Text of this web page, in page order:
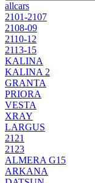
allcars
2101-2107
2108-09
2110-12
2113-15
KALINA
KALINA 2
GRANTA
PRIORA
VESTA
XRAY
LARGUS
2121
2123
ALMERA G15
ARKANA